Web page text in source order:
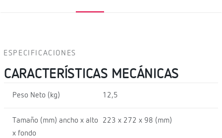
ESPECIFICACIONES
CARACTERÍSTICAS MECÁNICAS
Peso Neto (kg) 12,5
Tamaño (mm) ancho x alto
x fondo
223 x 272 x 98 (mm)